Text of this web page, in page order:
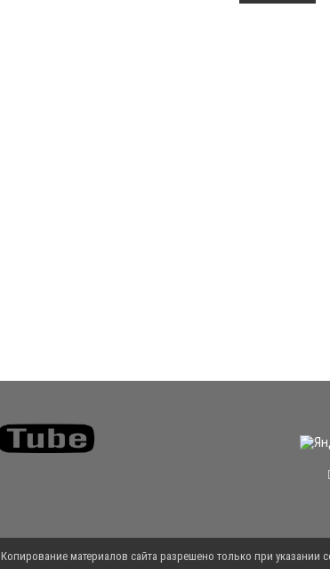
материалов сайта разрешено только при указании